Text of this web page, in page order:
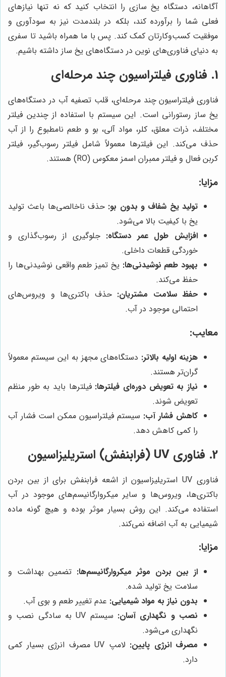
آگاهانه، دستگاه یخ سازی را انتخاب کنید که نه تنها نیازهای
فعلی شما را برآورده کند، بلکه در بلندمدت نیز به سودآوری و
موفقیت کسب‌وکارتان کمک کند. پس با ما همراه باشید تا سفری
به دنیای فناوری‌های نوین در دستگاه‌های یخ ساز داشته باشیم.
1. فناوری فیلتراسیون چند مرحله‌ای
فناوری فیلتراسیون چند مرحله‌ای، قلب تصفیه آب در دستگاه‌های
یخ ساز رستورانی است. این سیستم با استفاده از چندین فیلتر
مختلف، ذرات معلق، کلر، مواد آلی، بو و طعم نامطبوع را از آب
حذف می‌کند. این فیلترها معمولاً شامل فیلتر رسوب‌گیر، فیلتر
کربن فعال و فیلتر ممبران اسمز معکوس (RO) هستند.
مزایا:
تولید یخ شفاف و بدون بو: حذف ناخالصی‌ها باعث تولید
یخ با کیفیت بالا می‌شود.
افزایش طول عمر دستگاه: جلوگیری از رسوب‌گذاری و
خوردگی قطعات داخلی.
بهبود طعم نوشیدنی‌ها: یخ تمیز طعم واقعی نوشیدنی‌ها را
حفظ می‌کند.
حفظ سلامت مشتریان: حذف باکتری‌ها و ویروس‌های
احتمالی موجود در آب.
معایب:
هزینه اولیه بالاتر: دستگاه‌های مجهز به این سیستم معمولاً
گران‌تر هستند.
نیاز به تعویض دوره‌ای فیلترها: فیلترها باید به طور منظم
تعویض شوند.
کاهش فشار آب: سیستم فیلتراسیون ممکن است فشار آب
را کمی کاهش دهد.
2. فناوری UV (فرابنفش) استریلیزاسیون
فناوری UV استریلیزاسیون از اشعه فرابنفش برای از بین بردن
باکتری‌ها، ویروس‌ها و سایر میکروارگانیسم‌های موجود در آب
استفاده می‌کند. این روش بسیار موثر بوده و هیچ گونه ماده
شیمیایی به آب اضافه نمی‌کند.
مزایا:
از بین بردن موثر میکروارگانیسم‌ها: تضمین بهداشت و
سلامت یخ تولید شده.
بدون نیاز به مواد شیمیایی: عدم تغییر طعم و بوی آب.
نصب و نگهداری آسان:
سیستم UV به سادگی نصب و
نگهداری می‌شود.
مصرف انرژی پایین:
لامپ UV مصرف انرژی بسیار کمی
دارد.